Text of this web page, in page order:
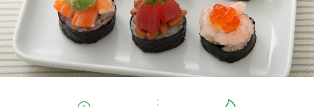
みりん風・料理酒 鍋用調味料
つゆ
商品ブランドサイト
Fibee（ファイビー）
くらしプラ酢
企業情報
国内事業概要